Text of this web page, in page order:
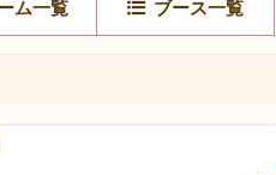
ム一覧 ブース一覧